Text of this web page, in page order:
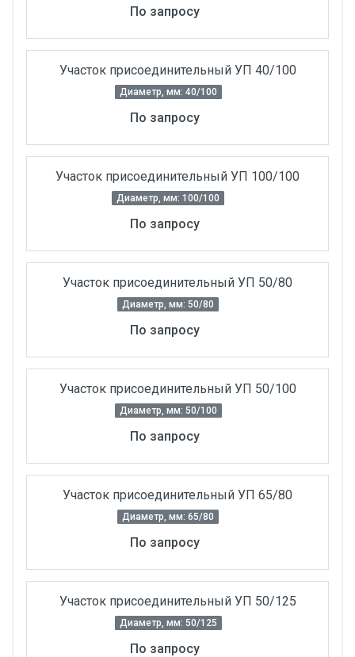
По запросу
Участок присоединительный УП 40/100
Диаметр, мм: 40/100
По запросу
Участок присоединительный УП 100/100
Диаметр, мм: 100/100
По запросу
Участок присоединительный УП 50/80
Диаметр, мм: 50/80
По запросу
Участок присоединительный УП 50/100
Диаметр, мм: 50/100
По запросу
Участок присоединительный УП 65/80
Диаметр, мм: 65/80
По запросу
Участок присоединительный УП 50/125
Диаметр, мм: 50/125
По запросу